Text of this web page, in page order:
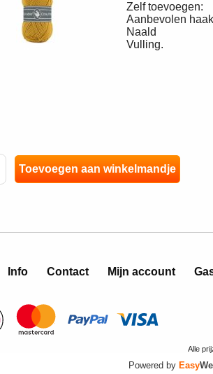
Zelf toevoegen:
Aanbevolen
Naald
Vulling.
Info Contact Mijn account
Alle
Powered by Easy